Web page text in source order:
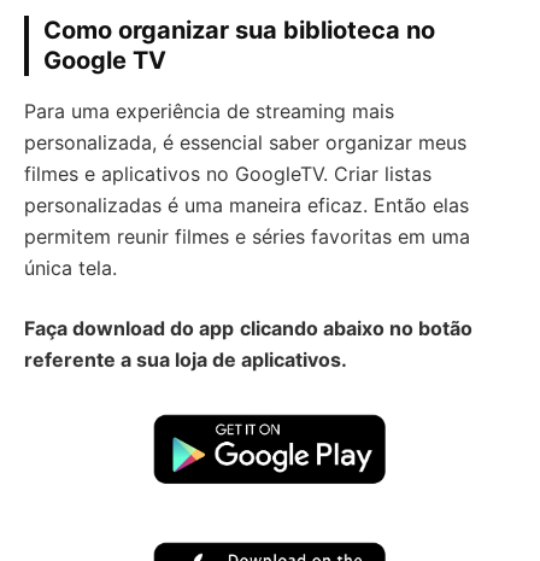
Como organizar sua biblioteca no
Google TV
Para uma experiência de streaming mais
personalizada, é essencial saber organizar meus
filmes e aplicativos no GoogleTV. Criar listas
personalizadas é uma maneira eficaz. Então elas
permitem reunir filmes e séries favoritas em uma
única tela.
Faça download do app clicando abaixo no botão
referente a sua loja de aplicativos.